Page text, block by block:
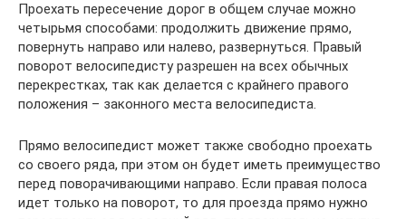
Проехать пересечение дорог в общем случае можно
четырьмя способами: продолжить движение прямо,
повернуть направо или налево, развернуться. Правый
поворот велосипедисту разрешен на всех обычных
перекрестках, так как делается с крайнего правого
положения – законного места велосипедиста.
Прямо велосипедист может также свободно проехать
со своего ряда, при этом он будет иметь преимущество
перед поворачивающими направо. Если правая полоса
идет только на поворот, то для проезда прямо нужно